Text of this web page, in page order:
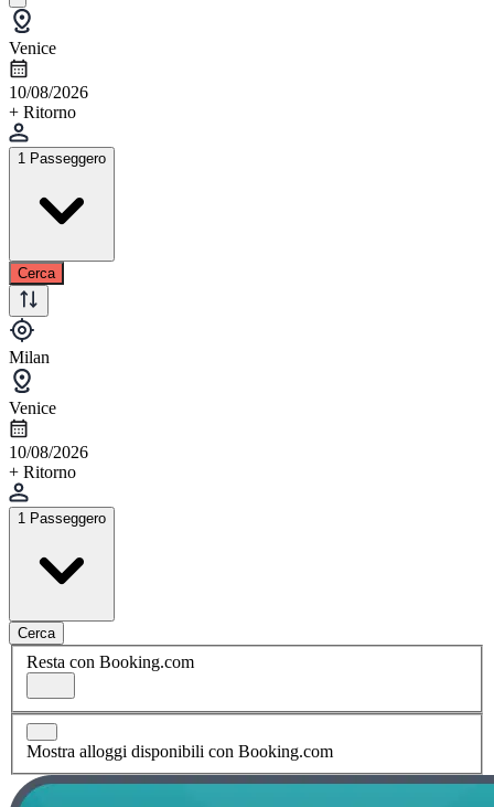
Venice
10/08/2026
+ Ritorno
1 Passeggero
Cerca
Milan
Venice
10/08/2026
+ Ritorno
1 Passeggero
Cerca
Resta con Booking.com
Mostra alloggi disponibili con Booking.com